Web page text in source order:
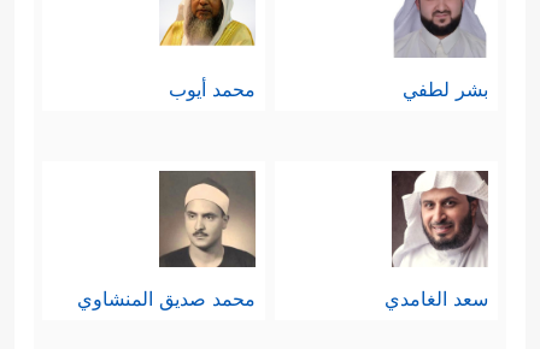
بشر لطفي محمد أيوب
سعد الغامدي محمد صديق المنشاوي